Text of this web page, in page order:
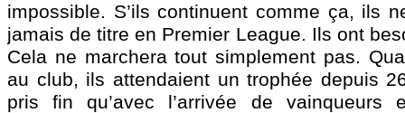
impossible. S’ils continuent comme ça, ils
jamais de titre en Premier League. Ils ont
Cela ne marchera tout simplement pas.
au club, ils attendaient un trophée depuis
pris fin qu’avec l’arrivée de vainqueurs